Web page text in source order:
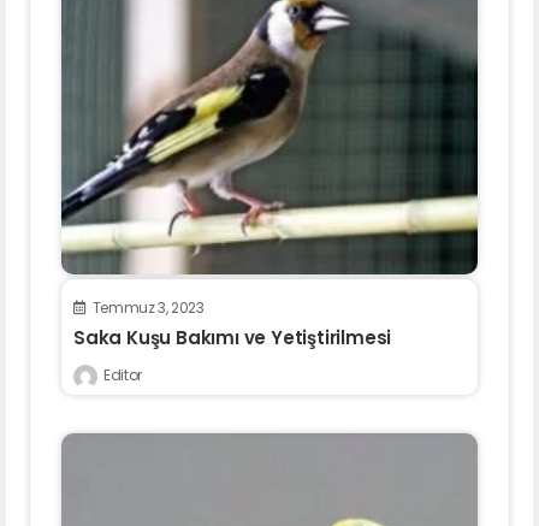
Temmuz 3, 2023
Saka Kuşu Bakımı ve Yetiştirilmesi
Editor